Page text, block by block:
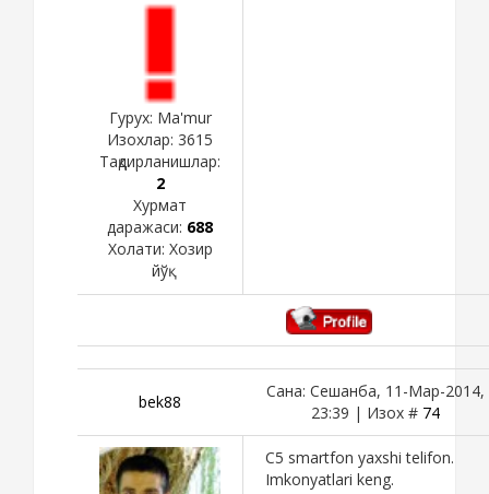
Гурух: Ma'mur
Изохлар: 3615
Тақдирланишлар:
2
Хурмат
даражаси: 688
Холати: Хозир
йўқ
bek88
Сана: Сешанба, 11-Мар-2014,
23:39 | Изох # 74
C5 smartfon yaxshi telifon.
Imkonyatlari keng.